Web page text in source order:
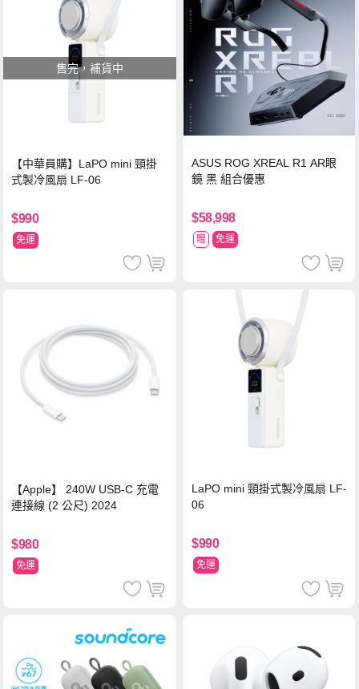
售完，補貨中
【中華員購】LaPO mini 頸掛
式製冷風扇 LF-06
$990
免運
ASUS ROG XREAL R1 AR眼
鏡 黑 組合優惠
$58,998
贈 免運
【Apple】 240W USB-C 充電
連接線 (2 公尺) 2024
$980
免運
LaPO mini 頸掛式製冷風扇 LF-
06
$990
免運